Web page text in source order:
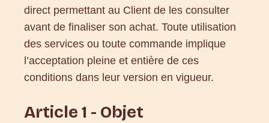
direct permettant au Client de les consulter
avant de finaliser son achat. Toute utilisation
des services ou toute commande implique
l’acceptation pleine et entière de ces
conditions dans leur version en vigueur.
Article 1 - Objet